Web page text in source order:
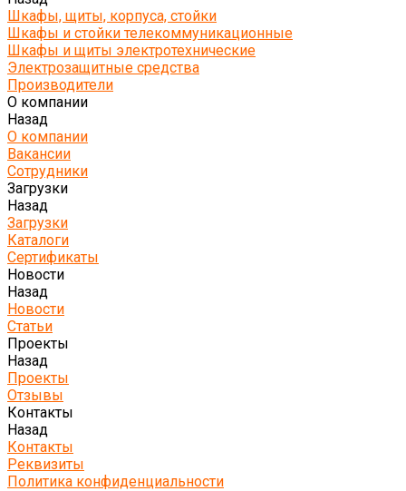
Шкафы, щиты, корпуса, стойки
Шкафы и стойки телекоммуникационные
Шкафы и щиты электротехнические
Электрозащитные средства
Производители
О компании
Назад
О компании
Вакансии
Сотрудники
Загрузки
Назад
Загрузки
Каталоги
Сертификаты
Новости
Назад
Новости
Статьи
Проекты
Назад
Проекты
Отзывы
Контакты
Назад
Контакты
Реквизиты
Политика конфиденциальности